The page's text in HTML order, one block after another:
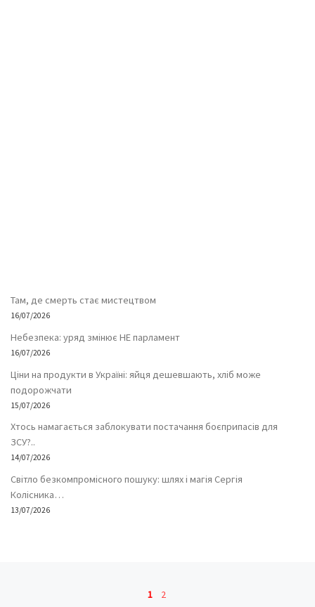
Там, де смерть стає мистецтвом
16/07/2026
Небезпека: уряд змінює НЕ парламент
16/07/2026
Ціни на продукти в Україні: яйця дешевшають, хліб може
подорожчати
15/07/2026
Хтось намагається заблокувати постачання боєприпасів для
ЗСУ?..
14/07/2026
Світло безкомпромісного пошуку: шлях і магія Сергія
Колісника…
13/07/2026
Навігація записів
1 2